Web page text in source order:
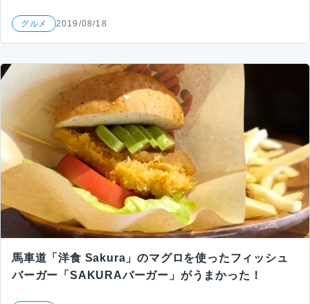
グルメ 2019/08/18
馬車道「洋食 Sakura」のマグロを使ったフィッシュ
バーガー「SAKURAバーガー」がうまかった！